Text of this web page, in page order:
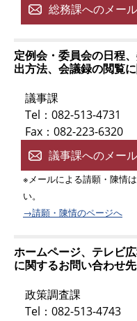
総務課へのメー
定例会・委員会の日程
出方法、会議録の閲覧
議事課
Tel：082-513-4731
Fax：082-223-6320
議事課へのメー
※メールによる請願・陳情
い。
→請願・陳情のページへ
ホームページ、テレビ
に関するお問い合わせ先
政策調査課
Tel：082-513-4743